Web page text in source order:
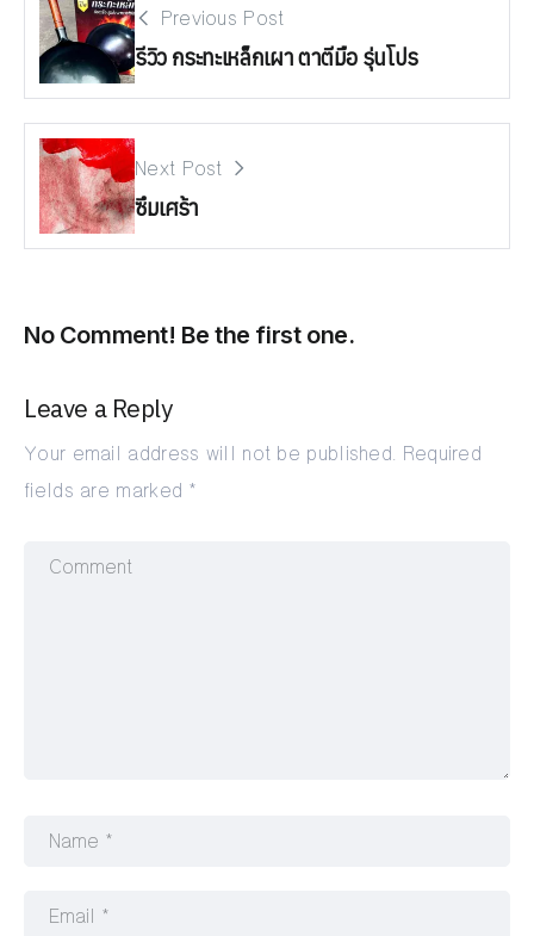
Previous Post
รีวิว กระทะเหล็กเผา ตาตีมือ รุ่นโปร
Next Post
ซึมเศร้า
No Comment! Be the first one.
Leave a Reply
Your email address will not be published. Required
fields are marked *